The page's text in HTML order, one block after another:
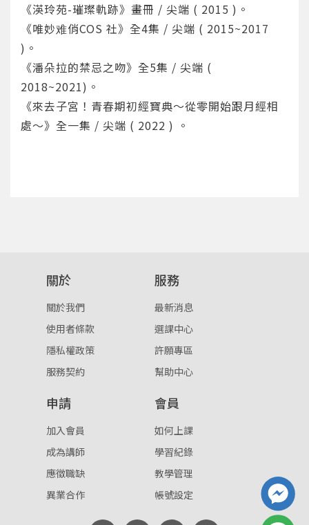
或 或
註冊
按下註冊即代表你同意我們的使用者條款
您將收到一封Email，請依照信件中的指示重新登
入。
重設密碼
系統偵測到您的帳號重複登入，
點擊下方「確定」將前一位使用者強制登出。
確定
取消
《渶玲苑-璀璨軌跡》畫冊 / 尖端 ( 2015 )。
《唯妙难俏COS 社》全4集 / 尖端 ( 2015~2017
)。
《潘朵拉的禁忌之吻》全5集 / 尖端 (
2018~2021)。
《來去子宮！青春期初經寶典～從零開始跟月經相
處～》全一集 / 尖端 ( 2022 ) 。
關於
關於我們
使用者條款
隱私權政策
服務契約
服務
最新消息
選課中心
許願專區
幫助中心
申請
加入會員
成為講師
應徵職缺
異業合作
會員
如何上課
學習紀錄
教學管理
帳號設定